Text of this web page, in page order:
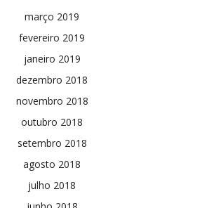
março 2019
fevereiro 2019
janeiro 2019
dezembro 2018
novembro 2018
outubro 2018
setembro 2018
agosto 2018
julho 2018